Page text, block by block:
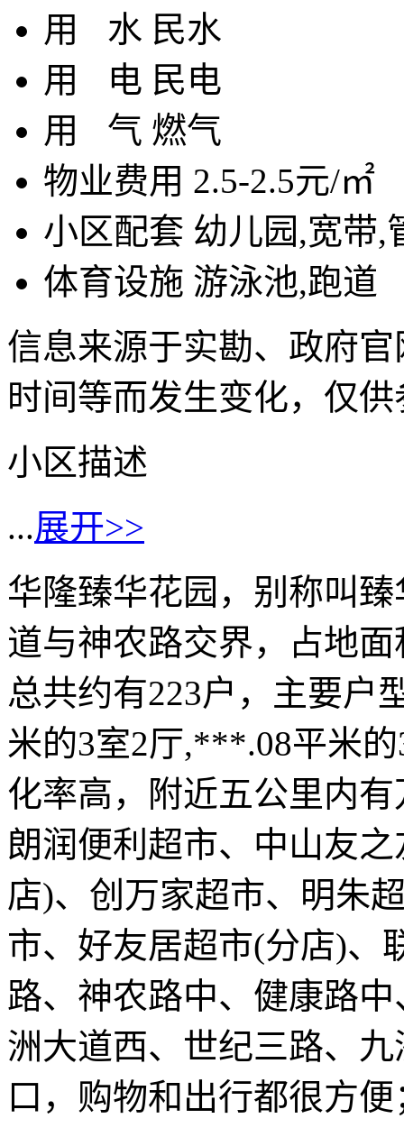
用 水 民水
用
电 民电
用 气 燃气
物业费用 2.5-2.5元/㎡
小区配套 幼儿园,宽带,
体育设施 游泳池,跑道
信息来源于实勘、政府
时间等而发生变化，仅
小区描述
...展开>>
华隆臻华花园，别称叫
道与神农路交界，占地
总共约有223户，主要户
米的3室2厅,***.08平米
化率高，附近五公里内
朗润便利超市、中山友
店)、创万家超市、明朱
市、好友居超市(分店)、
路、神农路中、健康路
洲大道西、世纪三路、
口，购物和出行都很方